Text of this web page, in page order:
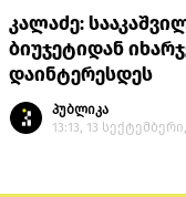
კალაძე:
ბიუჯეტიდან
დაინტერესდეს
პუბლიკა
13:13, 13